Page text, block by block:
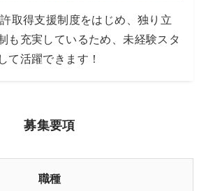
取得支援制度をはじめ、独り立
も充実しているため、未経験スタ
て活躍できます！
募集要項
職種